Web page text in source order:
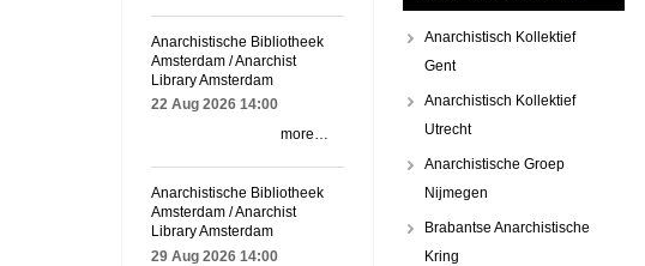
Anarchistisch Kollektief
Gent
Anarchistisch Kollektief
Utrecht
Anarchistische Groep
Nijmegen
Brabantse Anarchistische
Kring
Anarchistische Bibliotheek
Amsterdam / Anarchist
Library Amsterdam
22 Aug 2026 14:00
more…
Anarchistische Bibliotheek
Amsterdam / Anarchist
Library Amsterdam
29 Aug 2026 14:00